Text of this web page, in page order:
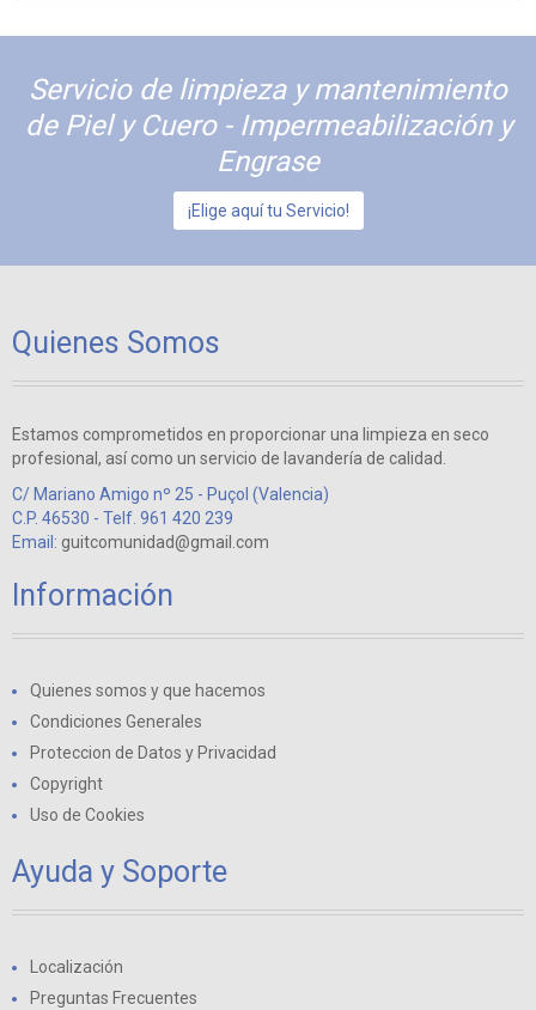
Servicio de limpieza y mantenimiento
de Piel y Cuero - Impermeabilización y
Engrase
¡Elige aquí tu Servicio!
Quienes Somos
Estamos comprometidos en proporcionar una limpieza en seco
profesional, así como un servicio de lavandería de calidad.
C/ Mariano Amigo nº 25 - Puçol (Valencia)
C.P. 46530 - Telf. 961 420 239
Email: guitcomunidad@gmail.com
Información
Quienes somos y que hacemos
Condiciones Generales
Proteccion de Datos y Privacidad
Copyright
Uso de Cookies
Ayuda y Soporte
Localización
Preguntas Frecuentes